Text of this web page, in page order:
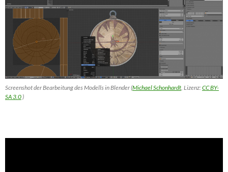
Screenshot der Bearbeitung des Modells in Blender (Michael Schonhardt, Lizenz:CC BY-
SA 3.0 )